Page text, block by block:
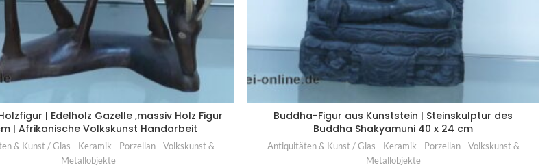
| Edelholz Gazelle ,massiv Holz Figur
| Afrikanische Volkskunst Handarbeit
& Kunst / Glas - Keramik - Porzellan - Volkskunst &
Metallobjekte
Buddha-Figur aus Kunststein | Steinskulptur des
Buddha Shakyamuni 40 x 24 cm
Antiquitäten & Kunst / Glas - Keramik - Porzellan - Volkskunst &
Metallobjekte